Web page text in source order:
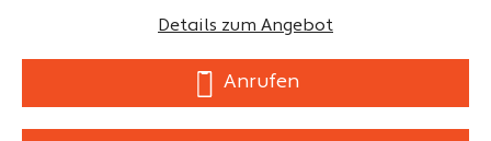
Details zum Angebot
Anrufen